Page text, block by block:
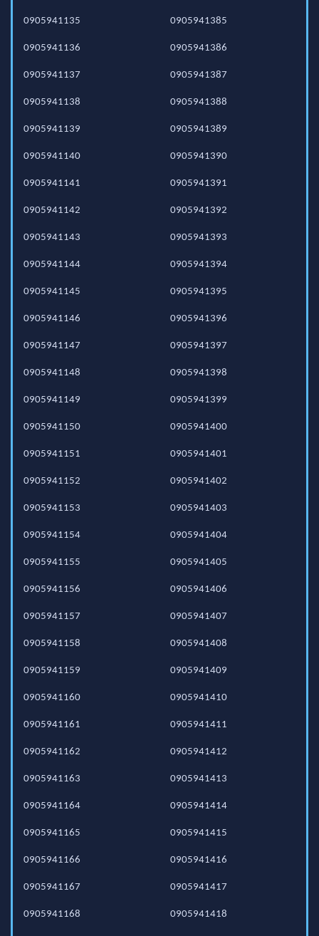
0905941135
0905941136
0905941137
0905941138
0905941139
0905941140
0905941141
0905941142
0905941143
0905941144
0905941145
0905941146
0905941147
0905941148
0905941149
0905941150
0905941151
0905941152
0905941153
0905941154
0905941155
0905941156
0905941157
0905941158
0905941159
0905941160
0905941161
0905941162
0905941163
0905941164
0905941165
0905941166
0905941167
0905941168
0905941385
0905941386
0905941387
0905941388
0905941389
0905941390
0905941391
0905941392
0905941393
0905941394
0905941395
0905941396
0905941397
0905941398
0905941399
0905941400
0905941401
0905941402
0905941403
0905941404
0905941405
0905941406
0905941407
0905941408
0905941409
0905941410
0905941411
0905941412
0905941413
0905941414
0905941415
0905941416
0905941417
0905941418